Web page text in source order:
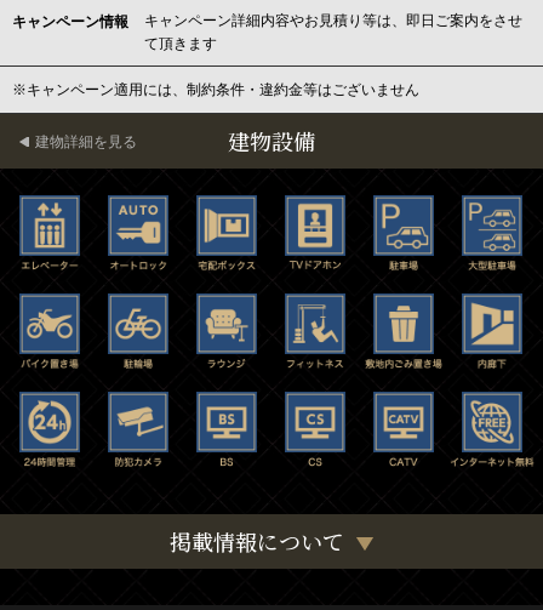
キャンペーン情報
キャンペーン詳細内容やお見積り等は、即日ご案内をさせ
て頂きます
※キャンペーン適用には、制約条件・違約金等はございません
建物設備
建物詳細を見る
掲載情報について